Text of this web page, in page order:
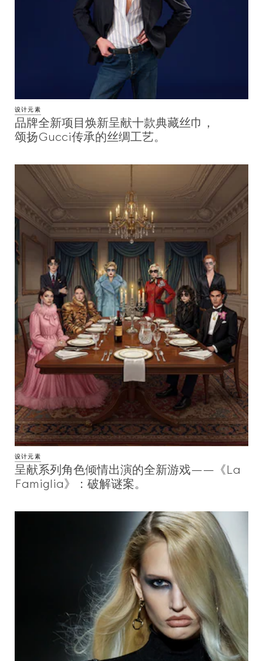
设计元素
品牌全新项目焕新呈献十款典藏丝巾，
颂扬Gucci传承的丝绸工艺。
设计元素
呈献系列角色倾情出演的全新游戏——《La
Famiglia》：破解谜案。